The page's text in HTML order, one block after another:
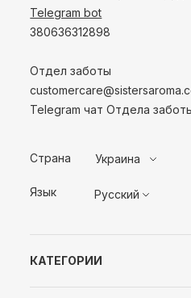
Telegram bot
380636312898
Отдел заботы
Telegram чат Отдела
КАТЕГОРИИ
Страна Украина
Язык Русский